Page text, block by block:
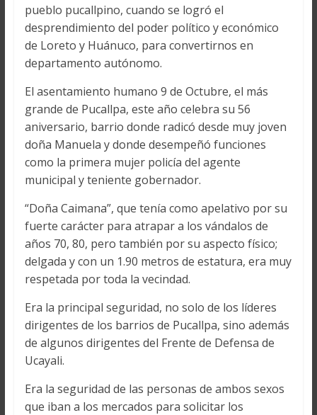
pueblo pucallpino, cuando se logró el
desprendimiento del poder político y económico
de Loreto y Huánuco, para convertirnos en
departamento autónomo.
El asentamiento humano 9 de Octubre, el más
grande de Pucallpa, este año celebra su 56
aniversario, barrio donde radicó desde muy joven
doña Manuela y donde desempeñó funciones
como la primera mujer policía del agente
municipal y teniente gobernador.
“Doña Caimana”, que tenía como apelativo por su
fuerte carácter para atrapar a los vándalos de
años 70, 80, pero también por su aspecto físico;
delgada y con un 1.90 metros de estatura, era muy
respetada por toda la vecindad.
Era la principal seguridad, no solo de los líderes
dirigentes de los barrios de Pucallpa, sino además
de algunos dirigentes del Frente de Defensa de
Ucayali.
Era la seguridad de las personas de ambos sexos
que iban a los mercados para solicitar los